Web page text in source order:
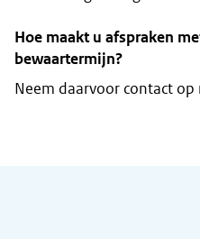
Hoe maakt u afspraken
bewaartermijn?
Neem daarvoor contact op